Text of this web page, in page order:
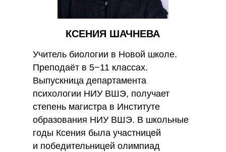
КСЕНИЯ ШАЧНЕВА
Учитель биологии в Новой школе.
Преподаёт в 5−11 классах.
Выпускница департамента
психологии НИУ ВШЭ, получает
степень магистра в Институте
образования НИУ ВШЭ. В школьные
годы Ксения была участницей
и победительницей олимпиад